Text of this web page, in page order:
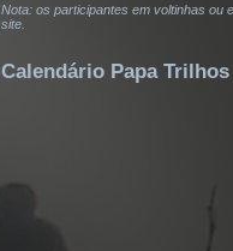
Nota: os participantes em voltinhas ou
site.
Calendário Papa Trilhos